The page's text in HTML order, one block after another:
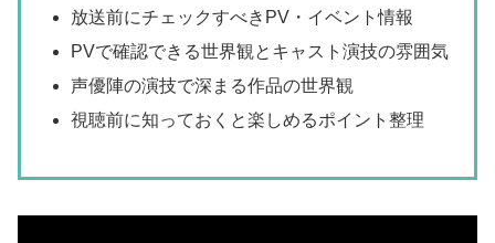
放送前にチェックすべきPV・イベント情報
PVで確認できる世界観とキャスト演技の雰囲気
声優陣の演技で深まる作品の世界観
視聴前に知っておくと楽しめるポイント整理